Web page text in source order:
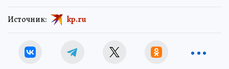
Источник: kp.ru